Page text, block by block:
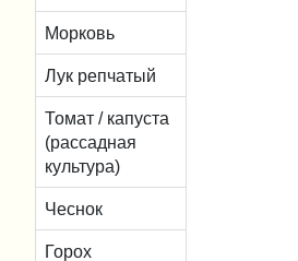
Морковь
Лук репчатый
Томат / капуста
(рассадная
культура)
Чеснок
Горох